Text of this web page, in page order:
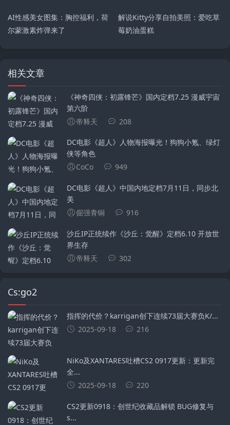
AI性感美女图集：胸控福利，荷
尔蒙激素炸弹来了
解说Kitty分享自拍美照：爱吃草
莓奶油蛋糕
相关文章
《神奇四侠：初露锋芒》国内定档7.25 漫威宇宙
第六阶
帝释天
208
DC电影《超人》人物海报曝光！狗狗小氪、绿灯
侠等角色
CoCo
949
DC电影《超人》中国内地定档7月11日，同步北
美
倔强青铜
916
沙丘IP正统续作《沙丘：觉醒》定档6.10 开放世
界生存
帝释天
302
Cs:go2
指挥的代价？karrigan创下连续73届大赛负K/...
2025-09-18
216
NiKo及XANTARES吐槽CS2 0917更新：更新完
全...
2025-09-18
220
CS2更新0918：创世纪收藏品解锁 BUG修复与
s...